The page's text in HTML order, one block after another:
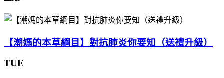
【潮媽的本草綱目】對抗肺炎你要知（送禮升級）
TUE